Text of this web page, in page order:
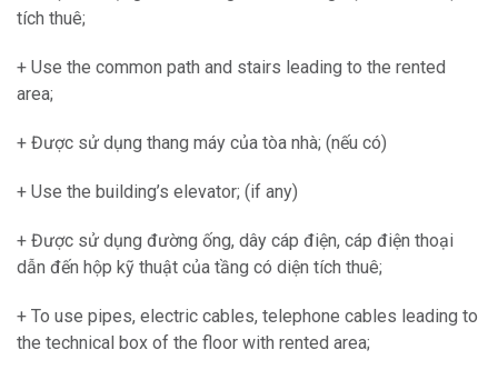
tích thuê;
+ Use the common path and stairs leading to the rented
area;
+ Được sử dụng thang máy của tòa nhà; (nếu có)
+ Use the building’s elevator; (if any)
+ Được sử dụng đường ống, dây cáp điện, cáp điện thoại
dẫn đến hộp kỹ thuật của tầng có diện tích thuê;
+ To use pipes, electric cables, telephone cables leading to
the technical box of the floor with rented area;